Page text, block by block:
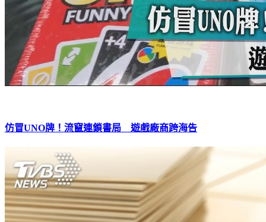
仿冒UNO牌！流竄連鎖書局 遊戲廠商跨海告